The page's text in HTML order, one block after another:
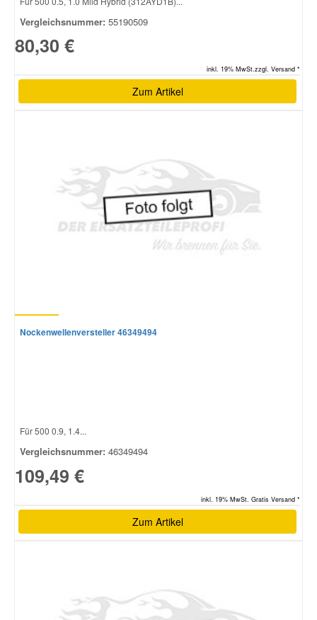
Vergleichsnummer: 55190509
80,30 €
inkl. 19% MwSt.zzgl. Versand *
Zum Artikel
Nockenwellenversteller 46349494
Für 500 0.9, 1.4...
Vergleichsnummer: 46349494
109,49 €
inkl. 19% MwSt. Gratis Versand *
Zum Artikel